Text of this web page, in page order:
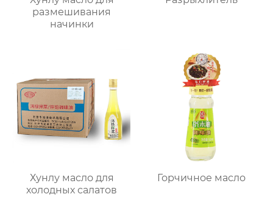
размешивания
начинки
Хунлу масло для
холодных салатов
Горчичное масло